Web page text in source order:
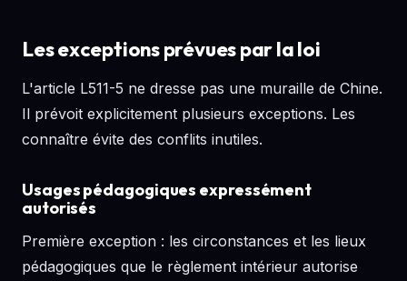
Les exceptions prévues par la loi
L'article L511-5 ne dresse pas une muraille de Chine.
Il prévoit explicitement plusieurs exceptions. Les
connaître évite des conflits inutiles.
Usages pédagogiques expressément
autorisés
Première exception : les circonstances et les lieux
pédagogiques que le règlement intérieur autorise